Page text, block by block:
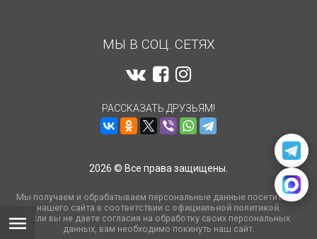
МЫ В СОЦ. СЕТЯХ
РАССКАЗАТЬ ДРУЗЬЯМ!
2026 © Все права защищены.
Мы получаем и обрабатываем персональные данные посетителей
нашего сайта в соответствии с официальной политикой.
Если вы не даете согласия на обработку своих персональных
данных, вам необходимо покинуть наш сайт.